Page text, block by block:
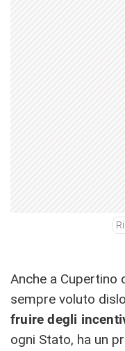
Anche a Cupertino
sempre voluto
fruire degli
ogni Stato, ha un